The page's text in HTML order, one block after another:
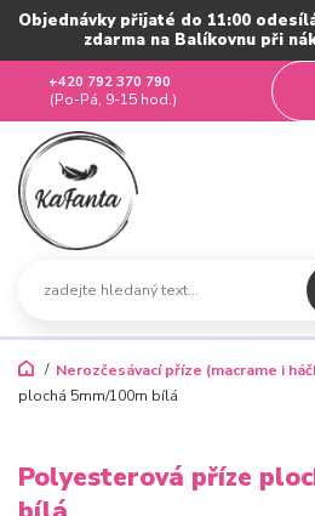
Objednávky přijaté do 11:00
zdarma na Balíkovnu při
+420 792 370 790
(Po-Pá, 9-15 hod.)
Nerozčesávací příze (macrame i
plochá 5mm/100m bílá
Polyesterová příze